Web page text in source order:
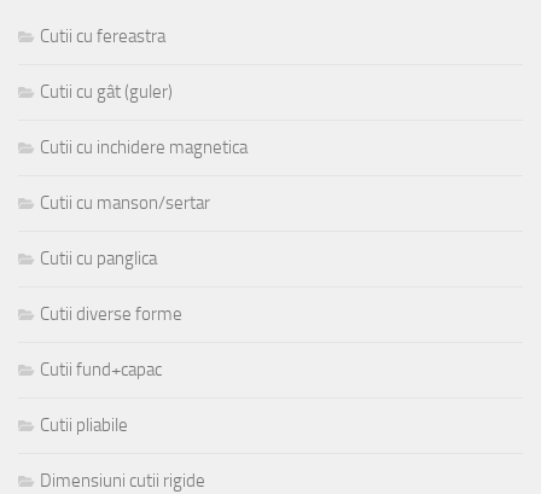
Cutii cu fereastra
Cutii cu gât (guler)
Cutii cu inchidere magnetica
Cutii cu manson/sertar
Cutii cu panglica
Cutii diverse forme
Cutii fund+capac
Cutii pliabile
Dimensiuni cutii rigide